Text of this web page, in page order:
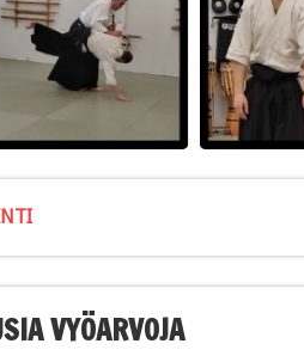
VYÖARVOJA